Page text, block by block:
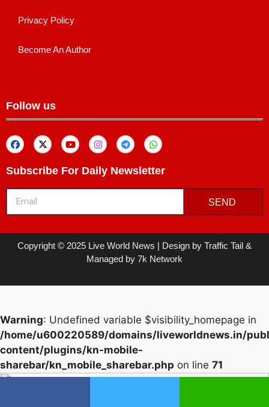
Privacy Policy
Become An Author
Follow us
Subscribe For Daily Newsletter
SEND
Copyright © 2025 Live World News | Design by Traffic Tail &
Managed by 7k Network
Warning: Undefined variable $visibility_homepage in
/home/u600220589/domains/liveworldnews.in/
content/plugins/kn-mobile-
sharebar/kn_mobile_sharebar.php on line 71